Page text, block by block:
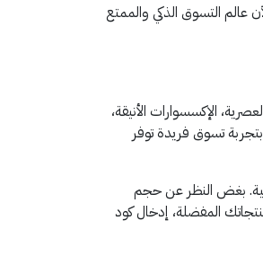
التسوق الذكي والممتع
الإكسسوارات الأنيقة،
تسوق فريدة توفر
بغض النظر عن حجم
المفضلة، إدخال كود